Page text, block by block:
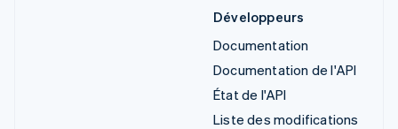
Développeurs
Documentation
Documentation de l'API
État de l'API
Liste des modifications